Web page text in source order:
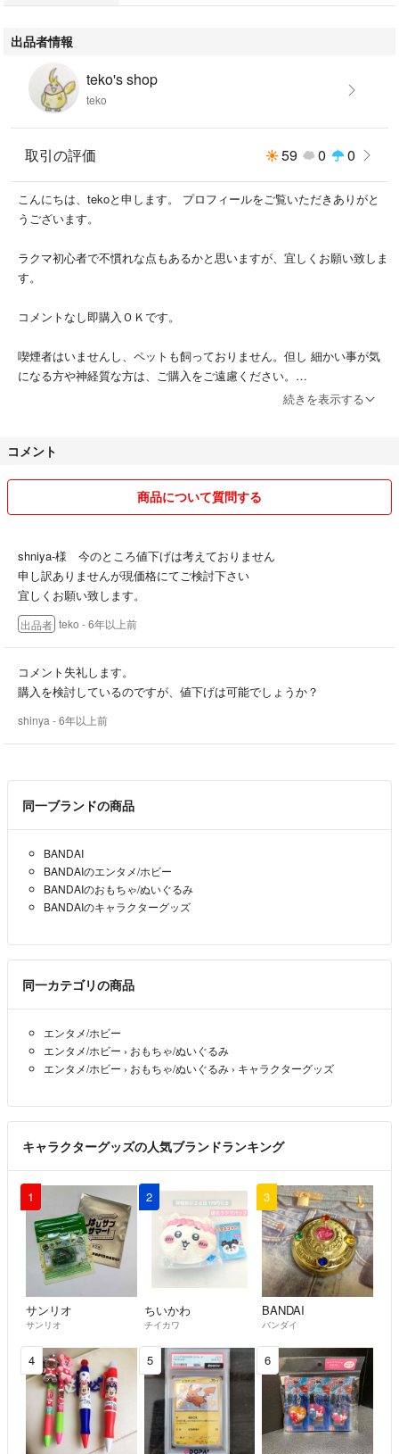
出品者情報
teko's shop
teko
取引の評価 59 0 0
こんにちは、tekoと申します。 プロフィールをご覧いただきありがと
うございます。
ラクマ初心者で不慣れな点もあるかと思いますが、宜しくお願い致しま
す。
コメントなし即購入ＯＫです。
喫煙者はいませんし、ペットも飼っておりません。但し 細かい事が気
になる方や神経質な方は、ご購入をご遠慮ください。
さい。
少しでも皆様との気持ちの良い取引をしたいと思います。
続きを表示する
コメント
商品について質問する
shniya-様 今のところ値下げは考えておりません
申し訳ありませんが現価格にてご検討下さい
宜しくお願い致します。
出品者 teko - 6年以上前
コメント失礼します。
購入を検討しているのですが、値下げは可能でしょうか？
shinya - 6年以上前
同一ブランドの商品
BANDAI
BANDAIのエンタメ/ホビー
BANDAIのおもちゃ/ぬいぐるみ
BANDAIのキャラクターグッズ
同一カテゴリの商品
エンタメ/ホビー
エンタメ/ホビー › おもちゃ/ぬいぐるみ
エンタメ/ホビー › おもちゃ/ぬいぐるみ › キャラクターグッズ
キャラクターグッズの人気ブランドランキング
1
サンリオ
サンリオ
2
ちいかわ
チイカワ
3
BANDAI
バンダイ
4 5 6